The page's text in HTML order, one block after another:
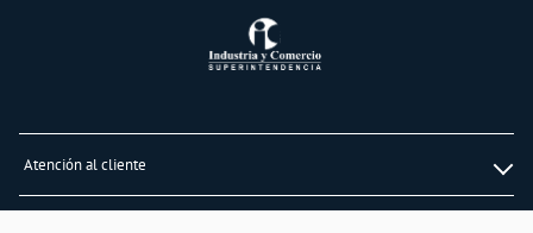
Atención al cliente